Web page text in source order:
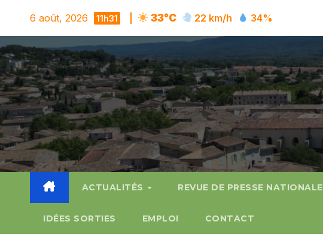
content
6 août, 2026 11h31 33°C 22 km/h 34%
ACTUALITÉS REVUE DE PRESSE NATIONALE
IDÉES SORTIES EMPLOI CONTACT